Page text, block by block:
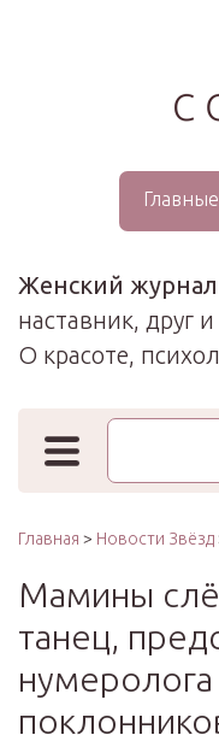
Женский журнал
наставник, друг
О красоте,
Поиск по сайту
Главная > Новости Звёзд
Мамины
танец,